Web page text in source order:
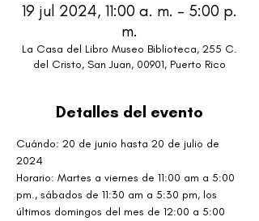
19 jul 2024, 11:00 a. m. – 5:00 p.
m.
La Casa del Libro Museo Biblioteca, 255 C.
del Cristo, San Juan, 00901, Puerto Rico
Detalles del evento
Cuándo: 20 de junio hasta 20 de julio de
2024
Horario: Martes a viernes de 11:00 am a 5:00
pm., sábados de 11:30 am a 5:30 pm, los
últimos domingos del mes de 12:00 a 5:00